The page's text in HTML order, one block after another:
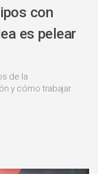
con
es pelear
de la
y cómo trabajar